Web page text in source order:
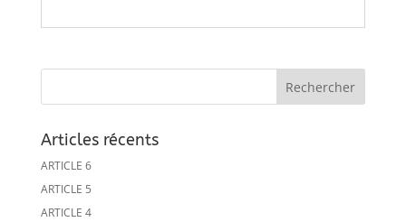
Articles récents
ARTICLE 6
ARTICLE 5
ARTICLE 4